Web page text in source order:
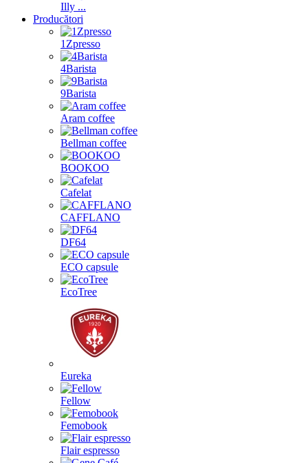
Illy ...
Producători
1Zpresso
4Barista
9Barista
Aram coffee
Bellman coffee
BOOKOO
Cafelat
CAFFLANO
DF64
ECO capsule
EcoTree
Eureka
Fellow
Femobook
Flair espresso